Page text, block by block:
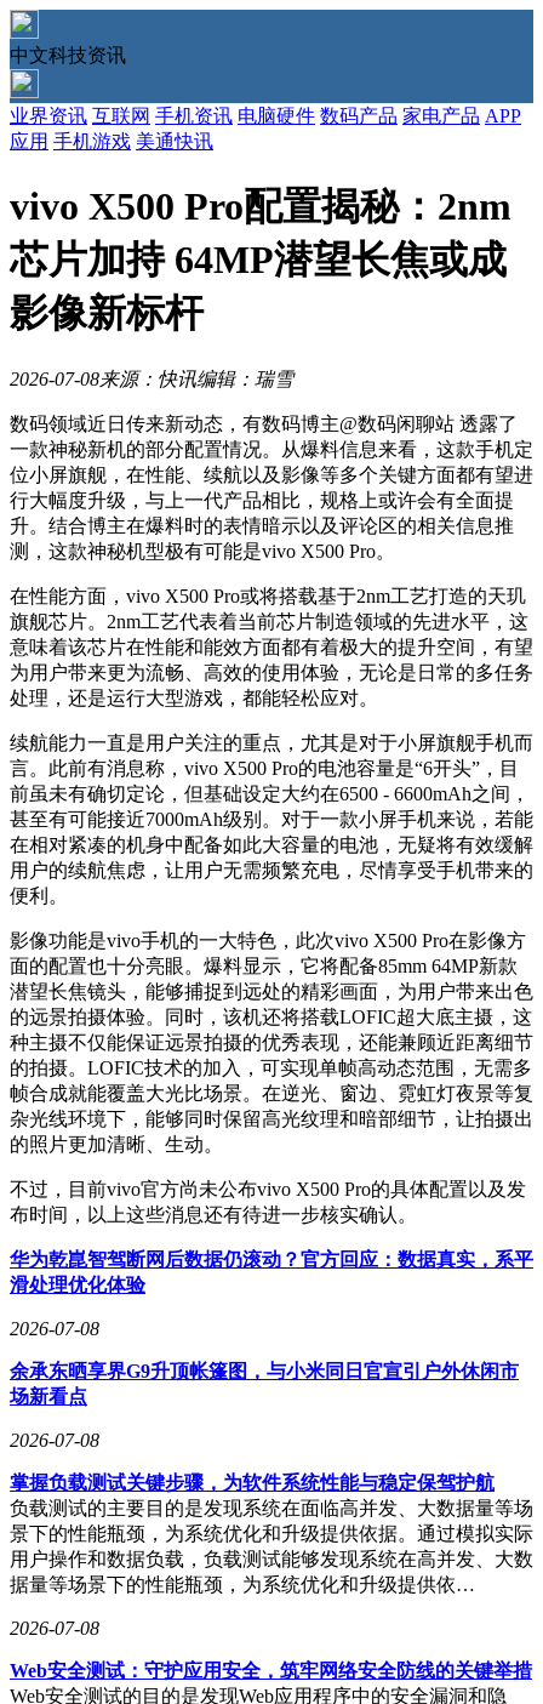
中文科技资讯
业界资讯 互联网 手机资讯 电脑硬件 数码产品 家电产品 APP
应用 手机游戏 美通快讯
vivo X500 Pro配置揭秘：2nm
芯片加持 64MP潜望长焦或成
影像新标杆
2026-07-08来源：快讯编辑：瑞雪
数码领域近日传来新动态，有数码博主@数码闲聊站 透露了
一款神秘新机的部分配置情况。从爆料信息来看，这款手机定
位小屏旗舰，在性能、续航以及影像等多个关键方面都有望进
行大幅度升级，与上一代产品相比，规格上或许会有全面提
升。结合博主在爆料时的表情暗示以及评论区的相关信息推
测，这款神秘机型极有可能是vivo X500 Pro。
在性能方面，vivo X500 Pro或将搭载基于2nm工艺打造的天玑
旗舰芯片。2nm工艺代表着当前芯片制造领域的先进水平，这
意味着该芯片在性能和能效方面都有着极大的提升空间，有望
为用户带来更为流畅、高效的使用体验，无论是日常的多任务
处理，还是运行大型游戏，都能轻松应对。
续航能力一直是用户关注的重点，尤其是对于小屏旗舰手机而
言。此前有消息称，vivo X500 Pro的电池容量是“6开头”，目
前虽未有确切定论，但基础设定大约在6500 - 6600mAh之间，
甚至有可能接近7000mAh级别。对于一款小屏手机来说，若能
在相对紧凑的机身中配备如此大容量的电池，无疑将有效缓解
用户的续航焦虑，让用户无需频繁充电，尽情享受手机带来的
便利。
影像功能是vivo手机的一大特色，此次vivo X500 Pro在影像方
面的配置也十分亮眼。爆料显示，它将配备85mm 64MP新款
潜望长焦镜头，能够捕捉到远处的精彩画面，为用户带来出色
的远景拍摄体验。同时，该机还将搭载LOFIC超大底主摄，这
种主摄不仅能保证远景拍摄的优秀表现，还能兼顾近距离细节
的拍摄。LOFIC技术的加入，可实现单帧高动态范围，无需多
帧合成就能覆盖大光比场景。在逆光、窗边、霓虹灯夜景等复
杂光线环境下，能够同时保留高光纹理和暗部细节，让拍摄出
的照片更加清晰、生动。
不过，目前vivo官方尚未公布vivo X500 Pro的具体配置以及发
布时间，以上这些消息还有待进一步核实确认。
华为乾崑智驾断网后数据仍滚动？官方回应：数据真实，系平
滑处理优化体验
2026-07-08
余承东晒享界G9升顶帐篷图，与小米同日官宣引户外休闲市
场新看点
2026-07-08
掌握负载测试关键步骤，为软件系统性能与稳定保驾护航
负载测试的主要目的是发现系统在面临高并发、大数据量等场
景下的性能瓶颈，为系统优化和升级提供依据。通过模拟实际
用户操作和数据负载，负载测试能够发现系统在高并发、大数
据量等场景下的性能瓶颈，为系统优化和升级提供依…
2026-07-08
Web安全测试：守护应用安全，筑牢网络安全防线的关键举措
Web安全测试的目的是发现Web应用程序中的安全漏洞和隐